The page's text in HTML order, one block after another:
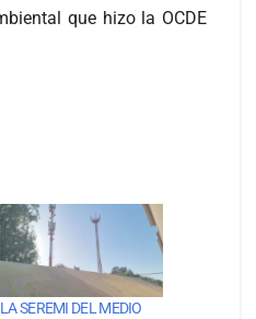
que hizo la OCDE
LA SEREMI DEL MEDIO